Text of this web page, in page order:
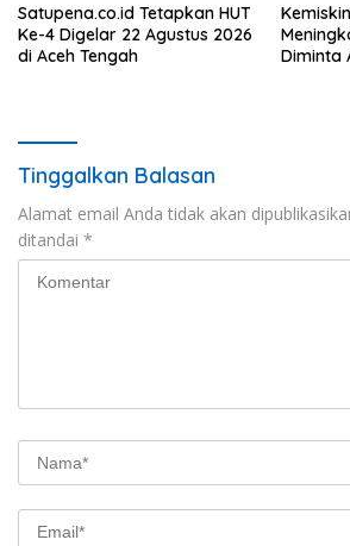
Satupena.co.id Tetapkan HUT
Ke-4 Digelar 22 Agustus 2026
di Aceh Tengah
Diminta
Tinggalkan Balasan
Alamat email Anda tidak akan
ditandai *